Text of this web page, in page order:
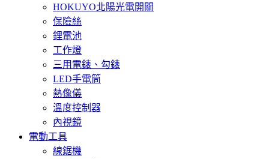
HOKUYO北陽光電開關
保險絲
鋰電池
工作燈
三用電錶、勾錶
LED手電筒
熱像儀
溫度控制器
內視鏡
電動工具
線鋸機